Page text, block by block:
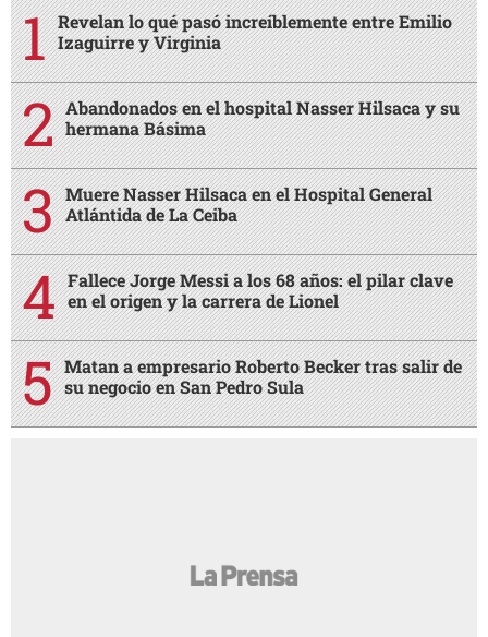
Revelan lo qué pasó increíblemente entre Emilio
Izaguirre y Virginia
Abandonados en el hospital Nasser Hilsaca y su
hermana Básima
Muere Nasser Hilsaca en el Hospital General
Atlántida de La Ceiba
Fallece Jorge Messi a los 68 años: el pilar clave
en el origen y la carrera de Lionel
Matan a empresario Roberto Becker tras salir de
su negocio en San Pedro Sula